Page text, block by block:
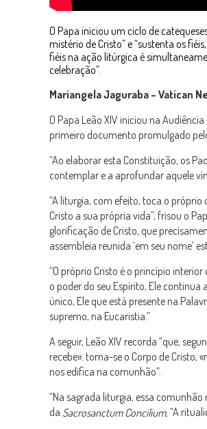
O Papa iniciou um ciclo de
mistério de Cristo” e “sustenta os
fiéis na ação litúrgica é
celebração”.
Mariangela Jaguraba – Vatican
O Papa Leão XIV iniciou na
primeiro documento promulgado
“Ao elaborar esta Constituição, os
contemplar e a aprofundar aquele
“A liturgia, com efeito, toca o
Cristo a sua própria vida”, frisou o
glorificação de Cristo, que
assembleia reunida ‘em seu nome’
“O próprio Cristo é o princípio
o poder do seu Espírito, Ele continua
único, Ele que está presente na
supremo, na Eucaristia.”
A seguir, Leão XIV recorda “que,
recebe»: torna-se o Corpo de Cristo,
nos edifica na comunhão”.
“Na sagrada liturgia, essa
da Sacrosanctum Concilium.“A